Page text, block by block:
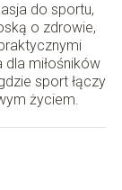
do sportu,
o zdrowie,
miłośników
sport łączy
życiem.